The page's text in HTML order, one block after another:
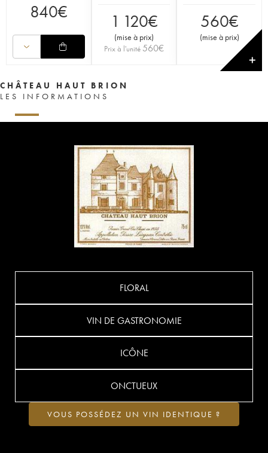
840€ 1 120€
(mise à prix)
Prix à l'unité 560€
560€
(mise à prix)
✕
CHÂTEAU HAUT BRION
LES INFORMATIONS
FLORAL
VIN DE GASTRONOMIE
ICÔNE
ONCTUEUX
VOUS POSSÉDEZ UN VIN IDENTIQUE ?